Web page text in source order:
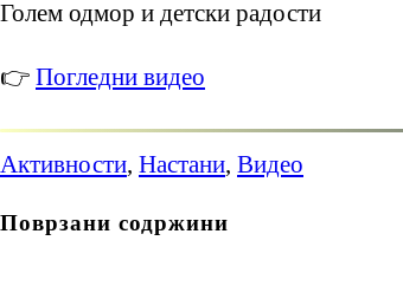
Голем одмор и детски радости
👉 Погледни видео
Активности, Настани, Видео
Поврзани содржини